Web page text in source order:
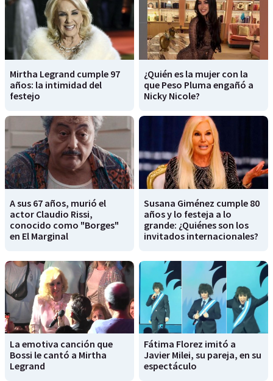
Mirtha Legrand cumple 97
años: la intimidad del
festejo
¿Quién es la mujer con la
que Peso Pluma engañó a
Nicky Nicole?
A sus 67 años, murió el
actor Claudio Rissi,
conocido como "Borges"
en El Marginal
Susana Giménez cumple 80
años y lo festeja a lo
grande: ¿Quiénes son los
invitados internacionales?
La emotiva canción que
Bossi le cantó a Mirtha
Legrand
Fátima Florez imitó a
Javier Milei, su pareja, en su
espectáculo